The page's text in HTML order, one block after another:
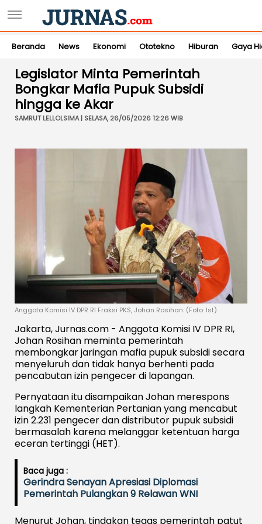
Beranda News Ekonomi Ototekno Hiburan Gaya
Legislator Minta Pemerintah
Bongkar Mafia Pupuk Subsidi
hingga ke Akar
SAMRUT LELLOLSIMA | SELASA, 26/05/2026 12:26 WIB
Anggota Komisi IV DPR RI Fraksi PKS, Johan Rosihan. (Foto: Ist)
Jakarta, Jurnas.com - Anggota Komisi IV DPR RI,
Johan Rosihan meminta pemerintah
membongkar jaringan mafia pupuk subsidi secara
menyeluruh dan tidak hanya berhenti pada
pencabutan izin pengecer di lapangan.
Pernyataan itu disampaikan Johan merespons
langkah Kementerian Pertanian yang mencabut
izin 2.231 pengecer dan distributor pupuk subsidi
bermasalah karena melanggar ketentuan harga
eceran tertinggi (HET).
Baca juga :
Gerindra Senayan Apresiasi Diplomasi
Pemerintah Pulangkan 9 Relawan WNI
Menurut Johan, tindakan tegas pemerintah patut